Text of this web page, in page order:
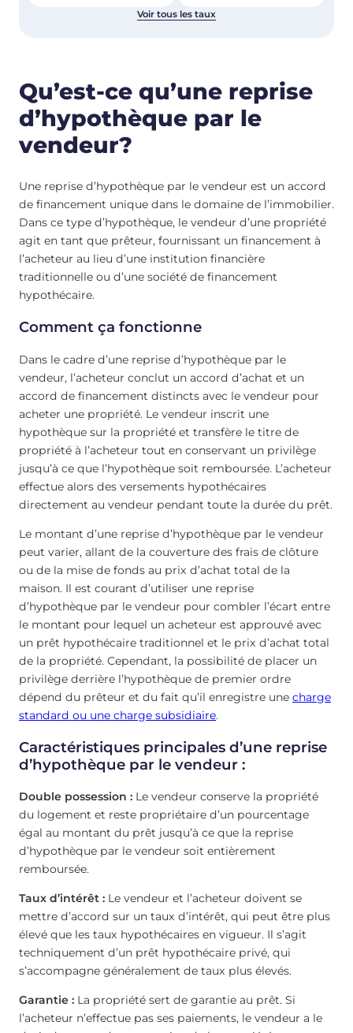
Voir tous les taux
Qu’est-ce qu’une reprise
d’hypothèque par le
vendeur?
Une reprise d’hypothèque par le vendeur est un accord
de financement unique dans le domaine de l’immobilier.
Dans ce type d’hypothèque, le vendeur d’une propriété
agit en tant que prêteur, fournissant un financement à
l’acheteur au lieu d’une institution financière
traditionnelle ou d’une société de financement
hypothécaire.
Comment ça fonctionne
Dans le cadre d’une reprise d’hypothèque par le
vendeur, l’acheteur conclut un accord d’achat et un
accord de financement distincts avec le vendeur pour
acheter une propriété. Le vendeur inscrit une
hypothèque sur la propriété et transfère le titre de
propriété à l’acheteur tout en conservant un privilège
jusqu’à ce que l’hypothèque soit remboursée. L’acheteur
effectue alors des versements hypothécaires
directement au vendeur pendant toute la durée du prêt.
Le montant d’une reprise d’hypothèque par le vendeur
peut varier, allant de la couverture des frais de clôture
ou de la mise de fonds au prix d’achat total de la
maison. Il est courant d’utiliser une reprise
d’hypothèque par le vendeur pour combler l’écart entre
le montant pour lequel un acheteur est approuvé avec
un prêt hypothécaire traditionnel et le prix d’achat total
de la propriété. Cependant, la possibilité de placer un
privilège derrière l’hypothèque de premier ordre
dépend du prêteur et du fait qu’il enregistre une charge
standard ou une charge subsidiaire.
Caractéristiques principales d’une reprise
d’hypothèque par le vendeur :
Double possession : Le vendeur conserve la propriété
du logement et reste propriétaire d’un pourcentage
égal au montant du prêt jusqu’à ce que la reprise
d’hypothèque par le vendeur soit entièrement
remboursée.
Taux d’intérêt : Le vendeur et l’acheteur doivent se
mettre d’accord sur un taux d’intérêt, qui peut être plus
élevé que les taux hypothécaires en vigueur. Il s’agit
techniquement d’un prêt hypothécaire privé, qui
s’accompagne généralement de taux plus élevés.
Garantie : La propriété sert de garantie au prêt. Si
l’acheteur n’effectue pas ses paiements, le vendeur a le